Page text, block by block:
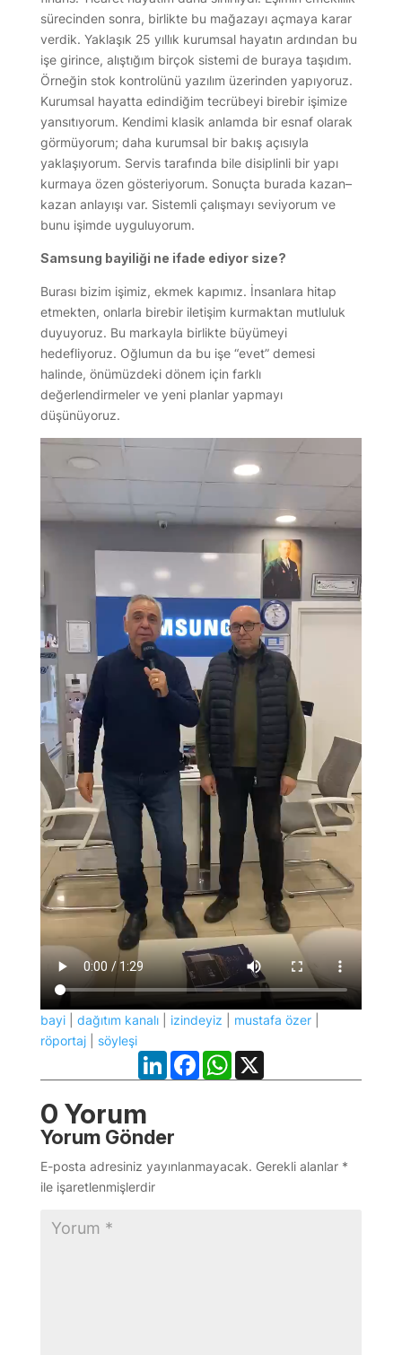
sürecinden sonra, birlikte bu mağazayı açmaya karar
verdik. Yaklaşık 25 yıllık kurumsal hayatın ardından bu
işe girince, alıştığım birçok sistemi de buraya taşıdım.
Örneğin stok kontrolünü yazılım üzerinden yapıyoruz.
Kurumsal hayatta edindiğim tecrübeyi birebir işimize
yansıtıyorum. Kendimi klasik anlamda bir esnaf olarak
görmüyorum; daha kurumsal bir bakış açısıyla
yaklaşıyorum. Servis tarafında bile disiplinli bir yapı
kurmaya özen gösteriyorum. Sonuçta burada kazan–
kazan anlayışı var. Sistemli çalışmayı seviyorum ve
bunu işimde uyguluyorum.
Samsung bayiliği ne ifade ediyor size?
Burası bizim işimiz, ekmek kapımız. İnsanlara hitap
etmekten, onlarla birebir iletişim kurmaktan mutluluk
duyuyoruz. Bu markayla birlikte büyümeyi
hedefliyoruz. Oğlumun da bu işe “evet” demesi
halinde, önümüzdeki dönem için farklı
değerlendirmeler ve yeni planlar yapmayı
düşünüyoruz.
bayi| dağıtım kanalı| izindeyiz mustafa özer|
röportaj| söyleşi
LinkedInFacebookWhatsApp
X
0 Yorum
Yorum Gönder
E-posta adresiniz yayınlanmayacak. Gerekli alanlar *
ile işaretlenmişlerdir